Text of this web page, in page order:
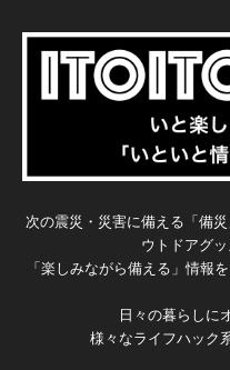
次の震災・災害に備える「備
ウトドアグ
「楽しみながら備える」情報
日々の暮らしに
様々なライフハック